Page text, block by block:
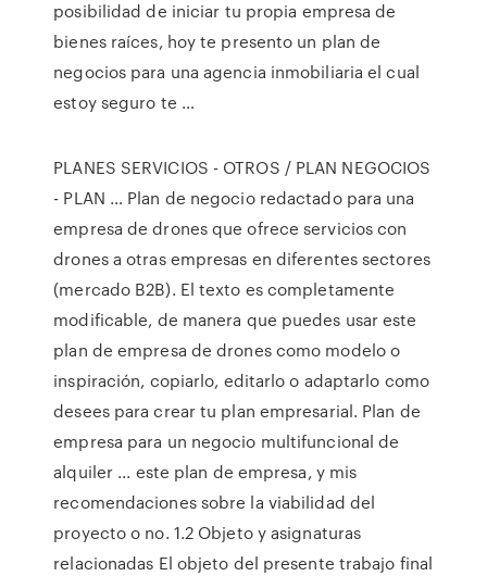
posibilidad de iniciar tu propia empresa de
bienes raíces, hoy te presento un plan de
negocios para una agencia inmobiliaria el cual
estoy seguro te …
PLANES SERVICIOS - OTROS / PLAN NEGOCIOS
- PLAN … Plan de negocio redactado para una
empresa de drones que ofrece servicios con
drones a otras empresas en diferentes sectores
(mercado B2B). El texto es completamente
modificable, de manera que puedes usar este
plan de empresa de drones como modelo o
inspiración, copiarlo, editarlo o adaptarlo como
desees para crear tu plan empresarial. Plan de
empresa para un negocio multifuncional de
alquiler ... este plan de empresa, y mis
recomendaciones sobre la viabilidad del
proyecto o no. 1.2 Objeto y asignaturas
relacionadas El objeto del presente trabajo final